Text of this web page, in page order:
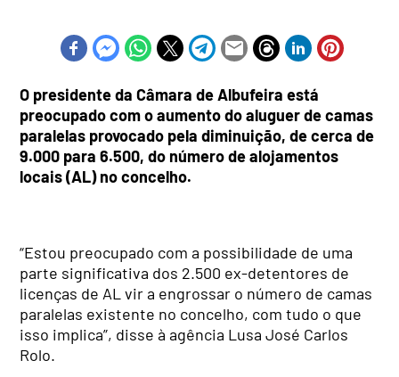
O presidente da Câmara de Albufeira está
preocupado com o aumento do aluguer de camas
paralelas provocado pela diminuição, de cerca de
9.000 para 6.500, do número de alojamentos
locais (AL) no concelho.
“Estou preocupado com a possibilidade de uma
parte significativa dos 2.500 ex-detentores de
licenças de AL vir a engrossar o número de camas
paralelas existente no concelho, com tudo o que
isso implica”, disse à agência Lusa José Carlos
Rolo.